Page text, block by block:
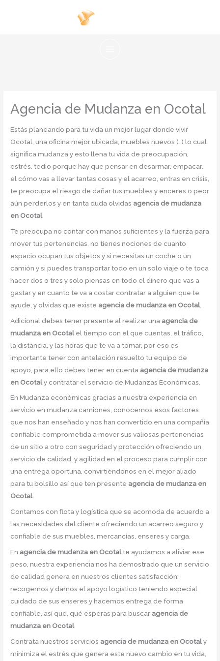
Agencia de Mudanza en Ocotal
Estás planeando para tu vida un mejor lugar donde vivir
Ocotal, una oficina mejor ubicada, muebles nuevos (…) lo cual
significa mudanza y esto llena tu vida de preocupación,
estrés, tedio porque hay que pensar en desarmar, empacar,
el cómo vas a llevar tantas cosas y el acarreo, entras en crisis,
te preocupa el riesgo de dañar tus muebles y enceres o peor
aún perderlos y en tanta duda olvidas agencia de mudanza
en Ocotal
Te preocupa no contar con manos suficientes y la fuerza para
mover tus pertenencias, no tienes nociones de cuanto
espacio ocupan tus objetos y si necesitas un coche o un
camión y si puedes transportar todo en un solo viaje o te toca
hacer dos o tres y solo piensas en todo el dinero que vas a
gastar y en cuanto te va a costar contratar a alguien que te
ayude, y olvidas que existe agencia de mudanza en Ocotal
Adicional debes tener presente al realizar una agencia de
mudanza en Ocotal el tiempo con el que cuentas, el tráfico,
la distancia, y las horas que te va a tomar, por eso es
importante tener con antelación resuelto tu equipo de
apoyo, para ello debes tener en cuenta agencia de mudanza
en Ocotaly contratar el servicio de Mudanzas Económicas.
En Mudanza económicas gracias a nuestra experiencia en
servicio en mudanza camiones, conocemos esos factores
que nos han enseñado y nos han convertido en una compañía
confiable comprometida a mover sus valiosas pertenencias
de un sitio a otro con seguridad y protección ofreciendo un
servicio de calidad, y agilidad en el proceso para cumplir con
una entrega oportuna, convirtiéndonos en el mejor aliado
para tu bolsillo así que ten presente agencia de mudanza en
Ocotal.
Contamos con flota y logística que se acomoda de acuerdo a
las necesidades del cliente ofreciendo un acarreo seguro y
confiable de sus muebles, mercancías, enseres y carga.
En agencia de mudanza en Ocotal te ayudamos a aliviar ese
peso, nuestra experiencia nos ha demostrado que un servicio
de calidad genera en nuestros clientes satisfacción;
recogemos y damos el apoyo logístico teniendo especial
cuidado de sus enseres y hacemos entrega de forma
confiable, así que, qué esperas para buscar agencia de
mudanza en Ocotal
Contrata nuestros servicios agencia de mudanza en Ocotaly
minimiza el estrés que genera este nuevo cambio en tu vida,